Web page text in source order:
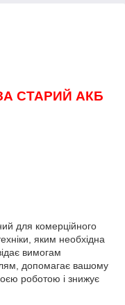
СТАРИЙ АКБ
для комерційного
яким необхідна
вимогам
допомагає вашому
роботою і знижує